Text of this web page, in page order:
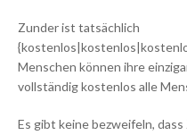
Zunder ist tatsächlich
Menschen können ihre
vollständig kostenlos alle
Es gibt keine bezweifeln,